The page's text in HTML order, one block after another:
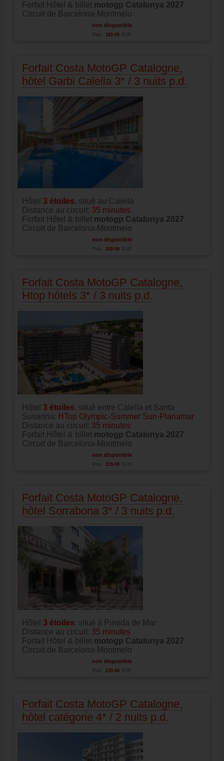
Forfait Hôtel & billet motogp Catalunya 2027
Circuit de Barcelona-Montmelo
non disponible
Prix: 189.00 EUR
Forfait Costa MotoGP Catalogne,
hôtel Garbi Calella 3* / 3 nuits p.d.
Hôtel 3 étoiles, situé au Calella
Distance au circuit: 35 minutes
Forfait Hôtel & billet motogp Catalunya 2027
Circuit de Barcelona-Montmelo
non disponible
Prix: 249.00 EUR
Forfait Costa MotoGP Catalogne,
Htop hôtels 3* / 3 nuits p.d.
Hôtel 3 étoiles, situé entre Calella et Santa
Susanna: HTop Olympic-Summer Sun-Planamar
Distance au circuit: 35 minutes
Forfait Hôtel & billet motogp Catalunya 2027
Circuit de Barcelona-Montmelo
non disponible
Prix: 219.00 EUR
Forfait Costa MotoGP Catalogne,
hôtel Sorrabona 3* / 3 nuits p.d.
Hôtel 3 étoiles, situé à Pineda de Mar
Distance au circuit: 35 minutes
Forfait Hôtel & billet motogp Catalunya 2027
Circuit de Barcelona-Montmelo
non disponible
Prix: 239.00 EUR
Forfait Costa MotoGP Catalogne,
hôtel catégorie 4* / 2 nuits p.d.